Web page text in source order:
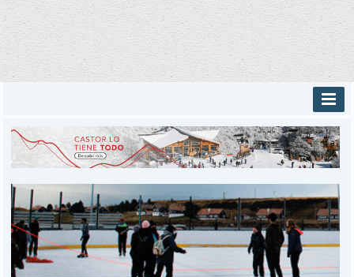
INICIO
PROVINCIALES
DEPORTES
POLICIALES
I-DIARIO
MÁS